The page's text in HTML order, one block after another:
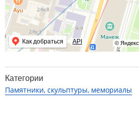
© Яндекс
Как добраться API
Категории
Памятники, скульптуры, мемориалы